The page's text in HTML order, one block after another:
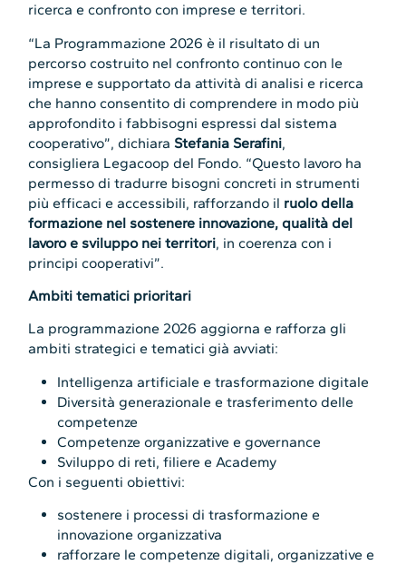
ricerca e confronto con imprese e territori.
“La Programmazione 2026 è il risultato di un
percorso costruito nel confronto continuo con le
imprese e supportato da attività di analisi e ricerca
che hanno consentito di comprendere in modo più
approfondito i fabbisogni espressi dal sistema
cooperativo”, dichiara Stefania Serafini,
consigliera Legacoop del Fondo. “Questo lavoro ha
permesso di tradurre bisogni concreti in strumenti
più efficaci e accessibili, rafforzando il ruolo della
formazione nel sostenere innovazione, qualità del
lavoro e sviluppo nei territori, in coerenza con i
principi cooperativi”.
Ambiti tematici prioritari
La programmazione 2026 aggiorna e rafforza gli
ambiti strategici e tematici già avviati:
Intelligenza artificiale e trasformazione digitale
Diversità generazionale e trasferimento delle
competenze
Competenze organizzative e governance
Sviluppo di reti, filiere e Academy
Con i seguenti obiettivi:
sostenere i processi di trasformazione e
innovazione organizzativa
rafforzare le competenze digitali, organizzative e